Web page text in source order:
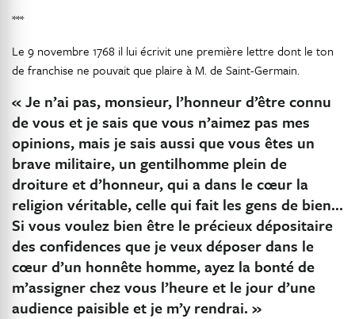
***
Le 9 novembre 1768 il lui écrivit une première lettre dont le ton
de franchise ne pouvait que plaire à M. de Saint-Germain.
« Je n’ai pas, monsieur, l’honneur d’être connu
de vous et je sais que vous n’aimez pas mes
opinions, mais je sais aussi que vous êtes un
brave militaire, un gentilhomme plein de
droiture et d’honneur, qui a dans le cœur la
religion véritable, celle qui fait les gens de bien…
Si vous voulez bien être le précieux dépositaire
des confidences que je veux déposer dans le
cœur d’un honnête homme, ayez la bonté de
m’assigner chez vous l’heure et le jour d’une
audience paisible et je m’y rendrai. »